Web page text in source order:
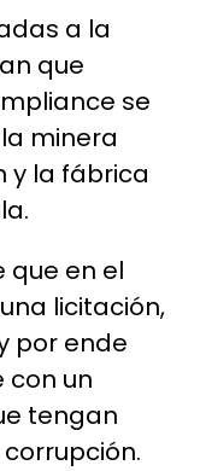
a la
que
se
minera
y la fábrica
que en el
licitación,
por ende
con un
tengan